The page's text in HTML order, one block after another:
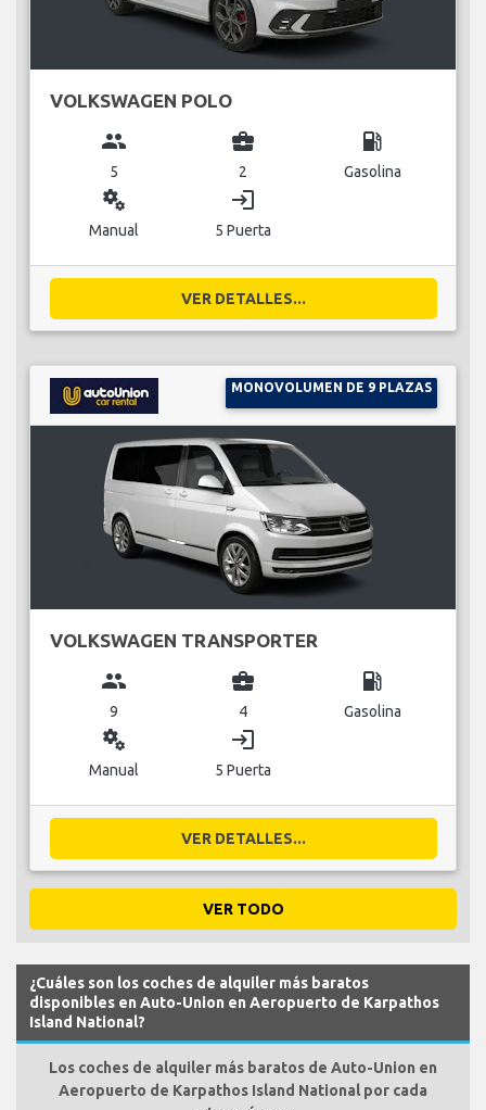
VOLKSWAGEN POLO
group
5
business_center
2
local_gas_station
Gasolina
miscellaneous_services
Manual
login
5 Puerta
VER DETALLES...
MONOVOLUMEN DE 9 PLAZAS
VOLKSWAGEN TRANSPORTER
group
9
business_center
4
local_gas_station
Gasolina
miscellaneous_services
Manual
login
5 Puerta
VER DETALLES...
VER TODO
¿Cuáles son los coches de alquiler más baratos
disponibles en Auto-Union en Aeropuerto de Karpathos
Island National?
Los coches de alquiler más baratos de Auto-Union en
Aeropuerto de Karpathos Island National por cada